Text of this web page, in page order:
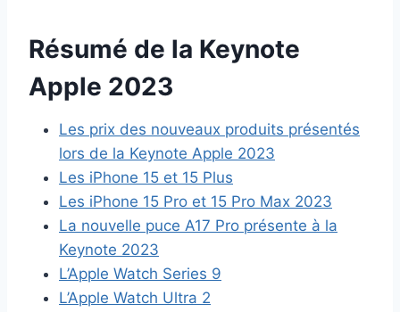
Résumé de la Keynote
Apple 2023
Les prix des nouveaux produits présentés
lors de la Keynote Apple 2023
Les iPhone 15 et 15 Plus
Les iPhone 15 Pro et 15 Pro Max 2023
La nouvelle puce A17 Pro présente à la
Keynote 2023
L’Apple Watch Series 9
L’Apple Watch Ultra 2